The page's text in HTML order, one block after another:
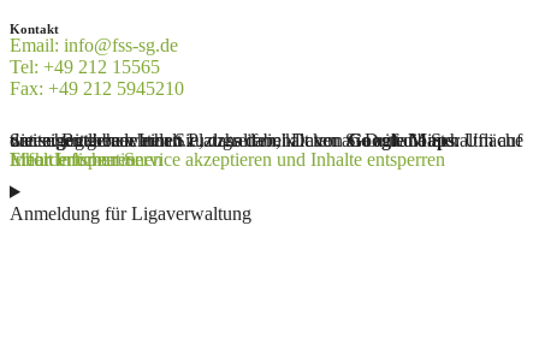
Kontakt
Email: info@fss-sg.de
Tel: +49 212 15565
Fax: +49 212 5945210
Sie sehen gerade einen Platzhalterinhalt vonGoogle Maps
. Um auf den eigentlichen Inhalt zuzugreifen, klicken Sie auf die Schaltfläche unten. Bitte beachten Sie, dass dabei Daten an Drittanbieter weitergegeben werden.
Mehr Informationen
Inhalt entsperren
Erforderlichen Service akzeptieren und Inhalte entsperren
Anmeldung für Ligaverwaltung